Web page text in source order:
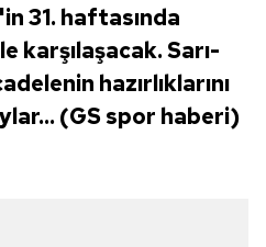
31. haftasında
karşılaşacak. Sarı-
hazırlıklarını
(GS spor haberi)